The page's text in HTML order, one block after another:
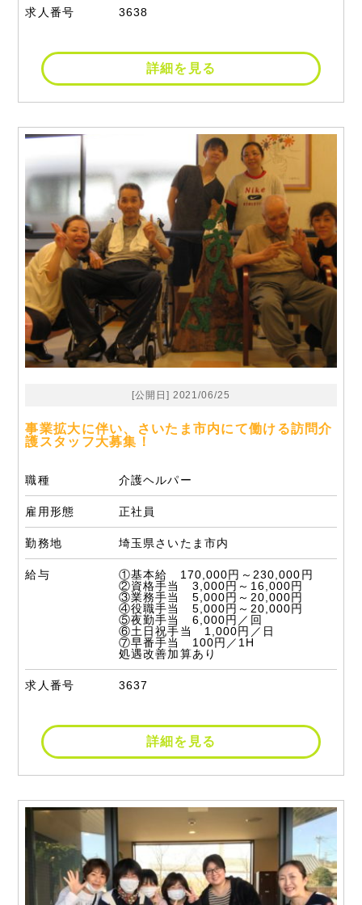
求人番号 3638
詳細を見る
[公開日] 2021/06/25
事業拡大に伴い、さいたま市内にて働ける訪問介
護スタッフ大募集！
職種 介護ヘルパー
雇用形態 正社員
勤務地 埼玉県さいたま市内
給与
①基本給 170,000円～230,000円
②資格手当 3,000円～16,000円
③業務手当 5,000円～20,000円
④役職手当 5,000円～20,000円
⑤夜勤手当 6,000円／回
⑥土日祝手当 1,000円／日
⑦早番手当 100円／1H
処遇改善加算あり
求人番号 3637
詳細を見る